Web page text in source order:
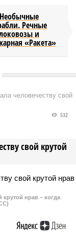
Необычные
Речные
и
«Ракета»
человечеству свой
свой крутой
532
крутой нрав – когда